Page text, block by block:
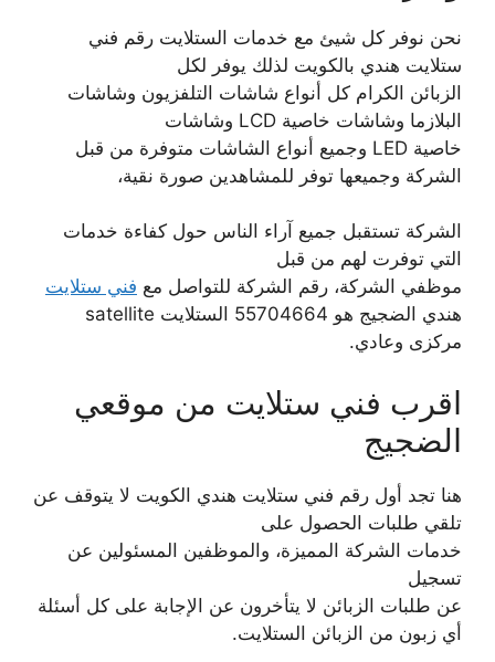
نحن نوفر كل شيئ مع خدمات الستلايت رقم فني
ستلايت هندي بالكويت لذلك يوفر لكل
الزبائن الكرام كل أنواع شاشات التلفزيون وشاشات
البلازما وشاشات خاصية LCD وشاشات
خاصية LED وجميع أنواع الشاشات متوفرة من قبل
الشركة وجميعها توفر للمشاهدين صورة نقية،
الشركة تستقبل جميع آراء الناس حول كفاءة خدمات
التي توفرت لهم من قبل
موظفي الشركة، رقم الشركة للتواصل مع فني ستلايت
هندي الضجيج هو 55704664 الستلايت satellite
مركزى وعادي.
اقرب فني ستلايت من موقعي
الضجيج
هنا تجد أول رقم فني ستلايت هندي الكويت لا يتوقف عن
تلقي طلبات الحصول على
خدمات الشركة المميزة، والموظفين المسئولين عن
تسجيل
عن طلبات الزبائن لا يتأخرون عن الإجابة على كل أسئلة
أي زبون من الزبائن الستلايت.